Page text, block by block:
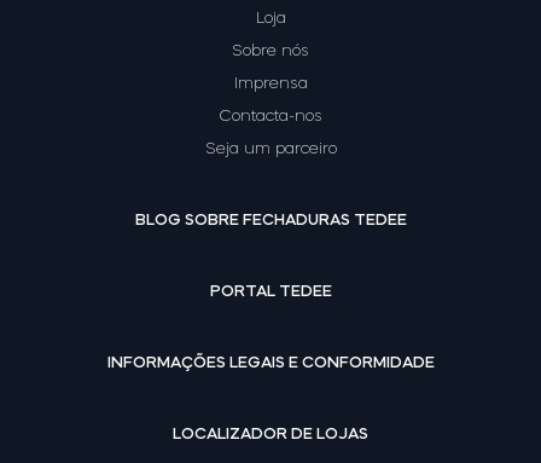
Loja
Sobre nós
Imprensa
Contacta-nos
Seja um parceiro
BLOG SOBRE FECHADURAS TEDEE
PORTAL TEDEE
INFORMAÇÕES LEGAIS E CONFORMIDADE
LOCALIZADOR DE LOJAS